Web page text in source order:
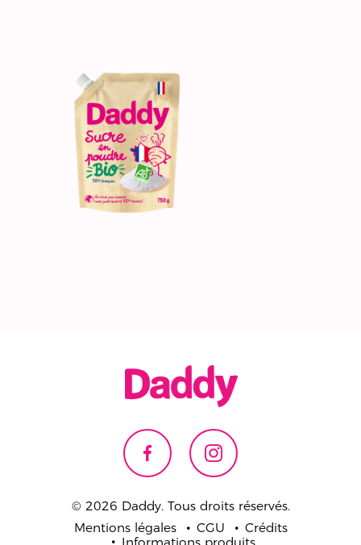
© 2026 Daddy. Tous droits réservés.
Mentions légales
CGU
Crédits
Informations produits